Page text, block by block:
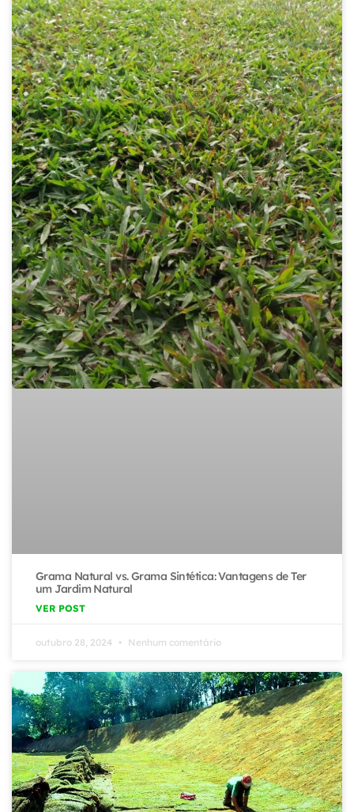
Grama Natural vs. Grama Sintética: Vantagens de Ter
um Jardim Natural
VER POST
outubro 28, 2024 Nenhum comentário